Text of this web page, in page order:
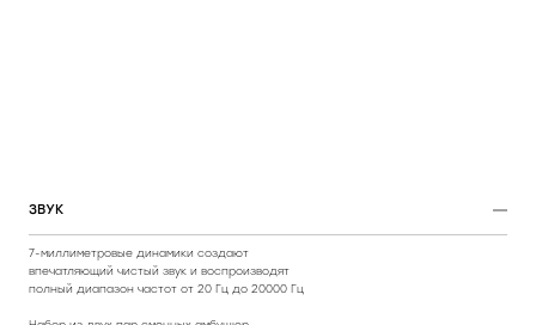
ЗВУК
7-миллиметровые динамики создают
впечатляющий чистый звук и воспроизводят
полный диапазон частот от 20 Гц до 20000 Гц